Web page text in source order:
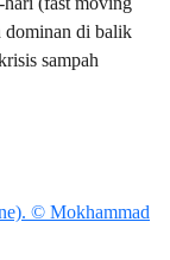
dominan di balik
sampah